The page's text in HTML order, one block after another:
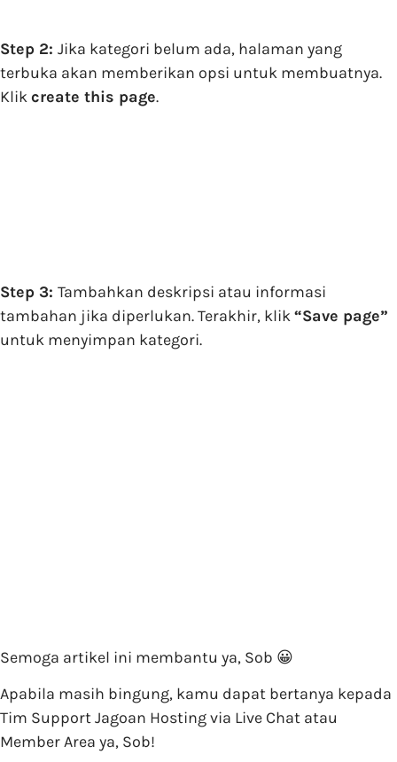
Step 2: Jika kategori belum ada, halaman yang
terbuka akan memberikan opsi untuk membuatnya.
Klikcreate this page.
Step 3: Tambahkan deskripsi atau informasi
tambahan jika diperlukan. Terakhir, klik“Save page”
untuk menyimpan kategori.
Semoga artikel ini membantu ya, Sob 😀
Apabila masih bingung, kamu dapat bertanya kepada
Tim Support Jagoan Hosting via Live Chat atau
Member Area ya, Sob!